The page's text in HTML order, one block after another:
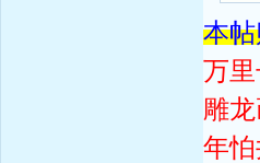
本
万
雕
年